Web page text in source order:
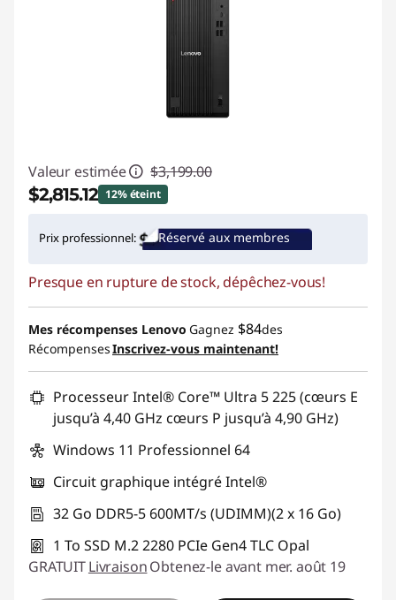
Valeur estimée $3,199.00
$2,815.12 12% éteint
Économies instantanées :-$383.88
Promo price: Max 5 units per order
Prix professionnel: Réservé aux membres
Presque en rupture de stock, dépêchez-vous!
Mes récompenses Lenovo Gagnez $84des
RécompensesInscrivez-vous maintenant!
Processeur Intel® Core™ Ultra 5 225 (cœurs E
jusqu’à 4,40 GHz cœurs P jusqu’à 4,90 GHz)
Windows 11 Professionnel 64
Circuit graphique intégré Intel®
32 Go DDR5-5 600MT/s (UDIMM)(2 x 16 Go)
1 To SSD M.2 2280 PCIe Gen4 TLC Opal
GRATUITLivraisonObtenez-le avant mer. août 19